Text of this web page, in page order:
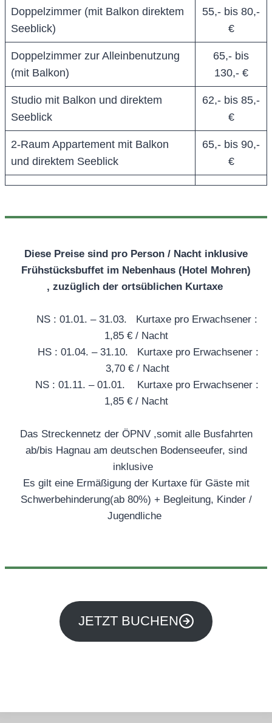
Doppelzimmer (mit Balkon direktem
Seeblick)
55,- bis 80,-
€
Doppelzimmer zur Alleinbenutzung
(mit Balkon)
65,- bis
130,- €
​Studio mit Balkon und direktem
Seeblick
62,- bis 85,-
€
2-Raum Appartement mit Balkon
und direktem Seeblick
65,- bis 90,-
€
Diese Preise sind pro Person / Nacht inklusive
Frühstücksbuffet im Nebenhaus (Hotel Mohren)
, zuzüglich der ortsüblichen Kurtaxe
NS : 01.01. – 31.03. Kurtaxe pro Erwachsener :
1,85 € / Nacht
HS : 01.04. – 31.10. Kurtaxe pro Erwachsener :
3,70 € / Nacht
NS : 01.11. – 01.01. Kurtaxe pro Erwachsener :
1,85 € / Nacht
Das Streckennetz der ÖPNV ,somit alle Busfahrten
ab/bis Hagnau am deutschen Bodenseeufer, sind
inklusive
Es gilt eine Ermäßigung der Kurtaxe für Gäste mit
Schwerbehinderung(ab 80%) + Begleitung, Kinder /
Jugendliche
JETZT BUCHEN